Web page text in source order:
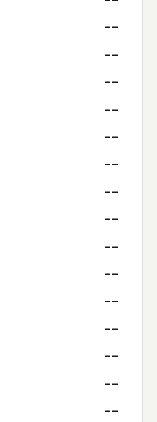
--
--
--
--
--
--
--
--
--
--
--
--
--
--
--